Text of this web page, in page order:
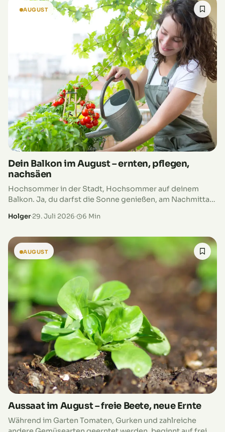
AUGUST
Dein Balkon im August – ernten, pflegen,
nachsäen
Hochsommer in der Stadt, Hochsommer auf deinem
Balkon. Ja, du darfst die Sonne genießen, am Nachmittag
laue Abende mit Freunden…
Holger·29. Juli 2026· 6 Min
AUGUST
Aussaat im August – freie Beete, neue Ernte
Während im Garten Tomaten, Gurken und zahlreiche